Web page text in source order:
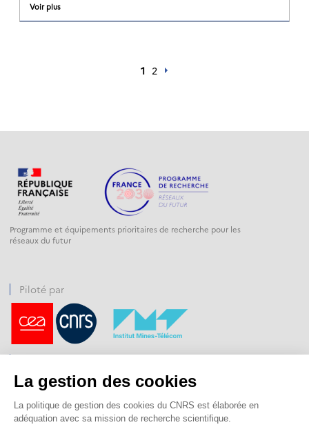
Voir plus
1 2
Programme et équipements prioritaires de recherche pour les
réseaux du futur
Piloté par
Financé par